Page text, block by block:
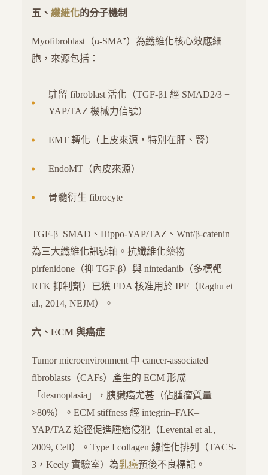
五、 纖維化的分子機制
Myofibroblast（α-SMA⁺）為纖維化核心效應細
胞，來源包括：
駐留 fibroblast 活化（TGF-β1 經 SMAD2/3 +
YAP/TAZ 機械力信號）
EMT 轉化（上皮來源，特別在肝、腎）
EndoMT（內皮來源）
骨髓衍生 fibrocyte
TGF-β–SMAD、Hippo-YAP/TAZ、Wnt/β-catenin
為三大纖維化訊號軸。抗纖維化藥物
pirfenidone（抑 TGF-β）與 nintedanib（多標靶
RTK 抑制劑）已獲 FDA 核准用於 IPF（Raghu et
al., 2014, NEJM）。
六、ECM 與癌症
Tumor microenvironment 中 cancer-associated
fibroblasts（CAFs）產生的 ECM 形成
「desmoplasia」，胰臟癌尤甚（佔腫瘤質量
>80%）。ECM stiffness 經 integrin–FAK–
YAP/TAZ 途徑促進腫瘤侵犯（Levental et al.,
2009, Cell）。Type I collagen 線性化排列（TACS-
3，Keely 實驗室）為乳癌預後不良標記。